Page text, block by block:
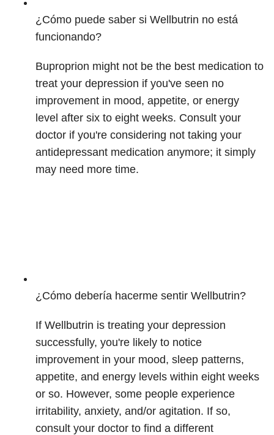
¿Cómo puede saber si Wellbutrin no está
funcionando?
Buproprion might not be the best medication to
treat your depression if you've seen no
improvement in mood, appetite, or energy
level after six to eight weeks. Consult your
doctor if you're considering not taking your
antidepressant medication anymore; it simply
may need more time.
¿Cómo debería hacerme sentir Wellbutrin?
If Wellbutrin is treating your depression
successfully, you're likely to notice
improvement in your mood, sleep patterns,
appetite, and energy levels within eight weeks
or so. However, some people experience
irritability, anxiety, and/or agitation. If so,
consult your doctor to find a different